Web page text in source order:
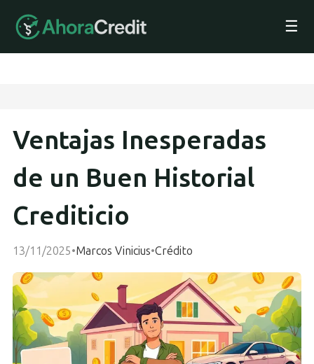
☰
Ventajas Inesperadas
de un Buen Historial
Crediticio
13/11/2025•Marcos Vinicius•Crédito